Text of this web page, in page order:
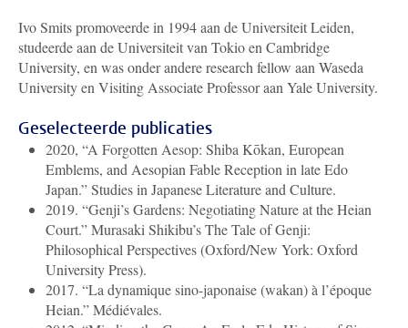
Ivo Smits promoveerde in 1994 aan de Universiteit Leiden,
studeerde aan de Universiteit van Tokio en Cambridge
University, en was onder andere research fellow aan Waseda
University en Visiting Associate Professor aan Yale University.
Geselecteerde publicaties
2020, “A Forgotten Aesop: Shiba Kōkan, European
Emblems, and Aesopian Fable Reception in late Edo
Japan.” Studies in Japanese Literature and Culture.
2019. “Genji’s Gardens: Negotiating Nature at the Heian
Court.” Murasaki Shikibu’s The Tale of Genji:
Philosophical Perspectives (Oxford/New York: Oxford
University Press).
2017. “La dynamique sino-japonaise (wakan) à l’époque
Heian.” Médiévales.